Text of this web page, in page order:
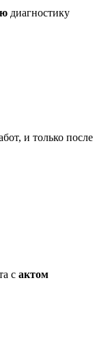
диагностику
и только после
с актом